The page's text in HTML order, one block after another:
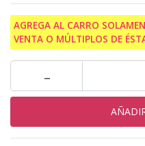
AGREGA AL CARRO
VENTA O MÚLTIPLOS DE
-